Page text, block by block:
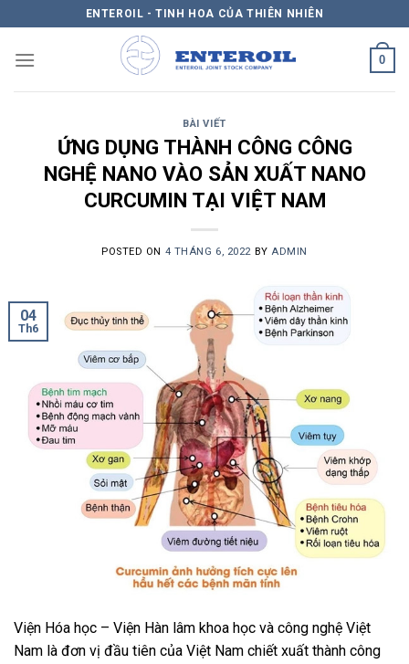
to
content
ENTEROIL - TINH HOA CỦA THIÊN NHIÊN
0
BÀI VIẾT
ỨNG DỤNG THÀNH CÔNG CÔNG
NGHỆ NANO VÀO SẢN XUẤT NANO
CURCUMIN TẠI VIỆT NAM
POSTED ON 4 THÁNG 6, 2022 BY ADMIN
04
Th6
Viện Hóa học – Viện Hàn lâm khoa học và công nghệ Việt
Nam là đơn vị đầu tiên của Việt Nam chiết xuất thành công